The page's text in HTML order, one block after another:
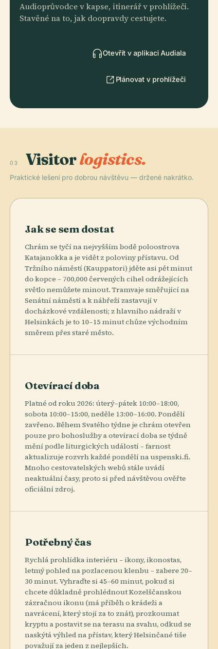
Audioprůvodce v kapse, itinerář v prohlížeči.
Stavěné na to, jak doopravdy cestujete.
Otevřít v aplikaci Audiala
Plánovat v prohlížeči
03 Visitorlogistics.
Praktické lešení pro dobrou návštěvu — držené nakrátko.
Jak se sem dostat
Chrám se tyčí na nejvyšším bodě poloostrova
Katajanokka a je vidět z poloviny přístavu. Od
Tržního náměstí (Kauppatori) jděte asi pět minut
do kopce – 700,000 červených cihel odrážejících
světlo nemůžete minout. Tramvaje směřující na
Senátní náměstí a k nábřeží zastavují v
docházkové vzdálenosti; z hlavního nádraží v
Helsinkách je to 10–15 minut chůze východním
směrem přes staré město.
Otevírací doba
Platné od roku 2026: úterý–pátek 10:00–18:00,
sobota 10:00–15:00, neděle 13:00–16:00. Pondělí
zavřeno. Během Svatého týdne je chrám otevřen
pouze pro bohoslužby a otevírací doba se týdně
mění podle liturgických událostí – farnost
aktualizuje rozvrh každé pondělí na uspenski.fi.
Mnoho cestovatelských webů stále uvádí
neaktuální časy, proto si před návštěvou ověřte
oficiální zdroj.
Potřebný čas
Rychlá prohlídka interiéru – ikony, ikonostas,
letmý pohled na pozlacenou klenbu – zabere 20–
30 minut. Vyhraďte si 45–60 minut, pokud si
chcete důkladně prohlédnout Kozelščanskou
zázračnou ikonu (má příběh o krádeži a
navrácení, který stojí za to znát), prozkoumat
kryptu a postavit se na terasu na svahu, odkud se
naskýtá výhled na přístav, který Helsinčané tiše
považují za jeden z nejlepších.